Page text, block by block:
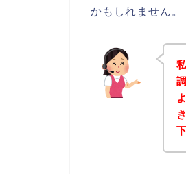
かもしれません。